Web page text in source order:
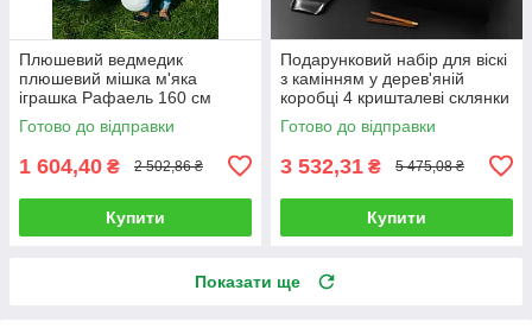
Плюшевий ведмедик
плюшевий мішка м'яка
іграшка Рафаель 160 см
Білий
Готово до відправки
1 604,40 ₴ 2 502,86 ₴
Купити
Подарунковий набір для віскі
з камінням у дерев'яній
коробці 4 кришталеві склянки
Bohemia Glacier 350 мл
Готово до відправки
3 532,31 ₴ 5 475,08 ₴
Купити
Показати ще